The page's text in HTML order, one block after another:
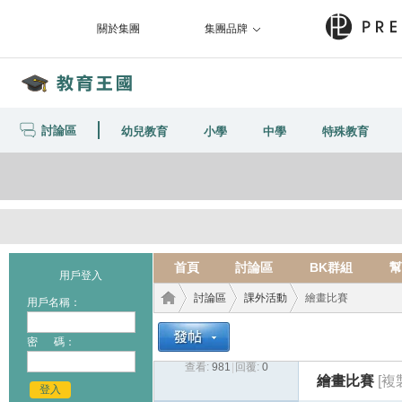
關於集團 集團品牌
討論區 幼兒教育 小學 中學 特殊教育
用戶登入
用戶名稱：
密 碼：
登入
首頁 討論區 BK群組
討論區
›
課外活動 繪畫比賽
查看: 981 回覆: 0
繪畫比賽 [複